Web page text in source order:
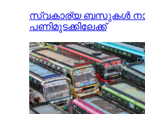
സ്വകാര്യ ബസുകൾ
പണിമുടക്കിലേക്ക്